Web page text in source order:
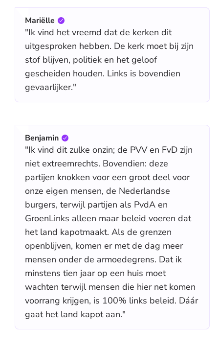
Mariëlle
"Ik vind het vreemd dat de kerken dit
uitgesproken hebben. De kerk moet bij zijn
stof blijven, politiek en het geloof
gescheiden houden. Links is bovendien
gevaarlijker."
Benjamin
"Ik vind dit zulke onzin; de PVV en FvD zijn
niet extreemrechts. Bovendien: deze
partijen knokken voor een groot deel voor
onze eigen mensen, de Nederlandse
burgers, terwijl partijen als PvdA en
GroenLinks alleen maar beleid voeren dat
het land kapotmaakt. Als de grenzen
openblijven, komen er met de dag meer
mensen onder de armoedegrens. Dat ik
minstens tien jaar op een huis moet
wachten terwijl mensen die hier net komen
voorrang krijgen, is 100% links beleid. Dáár
gaat het land kapot aan."